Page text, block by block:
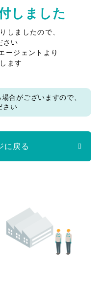
しました
しましたので、
さい
ージェントより
ます
合がございますので、
さい
に戻る